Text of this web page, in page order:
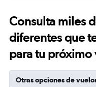
Consulta miles
diferentes que
para tu próximo
Otras opciones de